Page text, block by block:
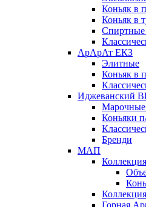
Коньяк в
Коньяк в
Спиртные
АрАрАт ЕКЗ
Элитные
Коньяк в
Иджеванский
Марочные
Коньяки
Бренди
МАП
Горная